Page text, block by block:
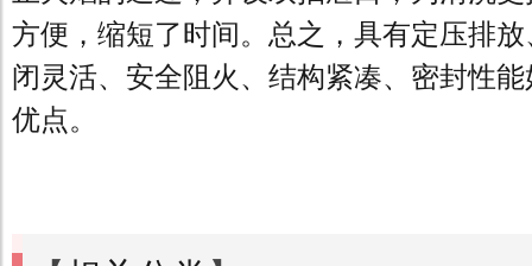
方便，缩短了时间。总之，具有定压排
闭灵活、安全阻火、结构紧凑、密封性
优点。